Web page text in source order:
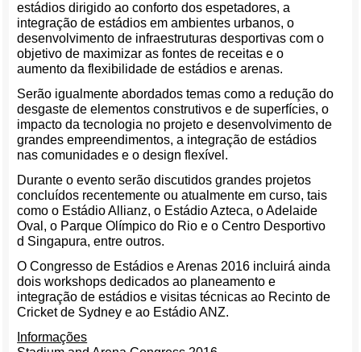
estádios dirigido ao conforto dos espetadores, a
integração de estádios em ambientes urbanos, o
desenvolvimento de infraestruturas desportivas com o
objetivo de maximizar as fontes de receitas e o
aumento da flexibilidade de estádios e arenas.
Serão igualmente abordados temas como a redução do
desgaste de elementos construtivos e de superfícies, o
impacto da tecnologia no projeto e desenvolvimento de
grandes empreendimentos, a integração de estádios
nas comunidades e o design flexível.
Durante o evento serão discutidos grandes projetos
concluídos recentemente ou atualmente em curso, tais
como o Estádio Allianz, o Estádio Azteca, o Adelaide
Oval, o Parque Olímpico do Rio e o Centro Desportivo
d Singapura, entre outros.
O Congresso de Estádios e Arenas 2016 incluirá ainda
dois workshops dedicados ao planeamento e
integração de estádios e visitas técnicas ao Recinto de
Cricket de Sydney e ao Estádio ANZ.
Informações